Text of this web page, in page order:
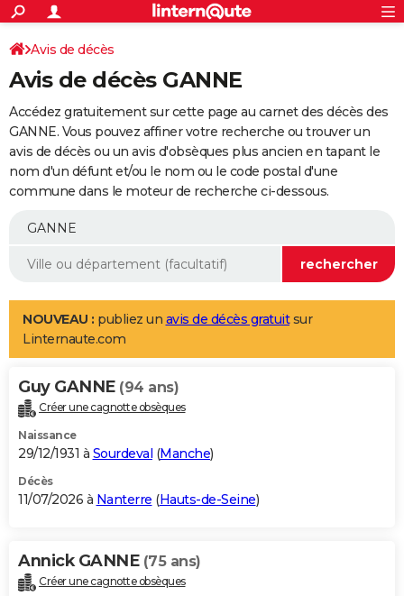
ACTUALITÉS
Politique
Société
Faits Divers
Education
Monde
Villes
+
SPORT
Coupe du monde 2026
Football
Tennis
Cyclisme
Rugby
Forum
Programme TV
TNT
Streaming
Cinéma
Sorties cinéma
Musique
+
FINANCE
Retraite
Epargne
Immobilier
Risques naturels par ville
Banque
Assurance
AUTO
Essais
Réserver un essai
Citadines
Berlines
SUV
Forum auto
+
Mobiles
Meilleur smartphone
Internet
Ordinateurs
Jeux vidéo
Guide high-tech
Aménagement intérieur
LIFESTYLE
Art de vivre
Bien-être
Loisirs
Mode
Modes de vie
Alimentation
Guide de la santé
Maladies
Médicaments
Sommeil
VOYAGE
Destinations
City break
Voyage nature
Voyage de noces
Forum
Climat
+PHOTO
GUIDES D'ACHAT
BONS PLANS
Carte de Noël
Carte Bonne année
Carte Saint-Valentin
Carte Pâques
Carte d'anniversaire
DICTIONNAIRE
Avis de décès
Avis de décès GANNE
Accédez gratuitement sur cette page au carnet des décès des
GANNE. Vous pouvez affiner votre recherche ou trouver un
avis de décès ou un avis d'obsèques plus ancien en tapant le
nom d'un défunt et/ou le nom ou le code postal d'une
commune dans le moteur de recherche ci-dessous.
NOUVEAU : publiez un avis de décès gratuitsur
Linternaute.com
Guy GANNE (94 ans)
Créer une cagnotte obsèques
Naissance
29/12/1931 à Sourdeval (Manche)
Décès
11/07/2026 à Nanterre (Hauts-de-Seine)
Annick GANNE (75 ans)
Créer une cagnotte obsèques